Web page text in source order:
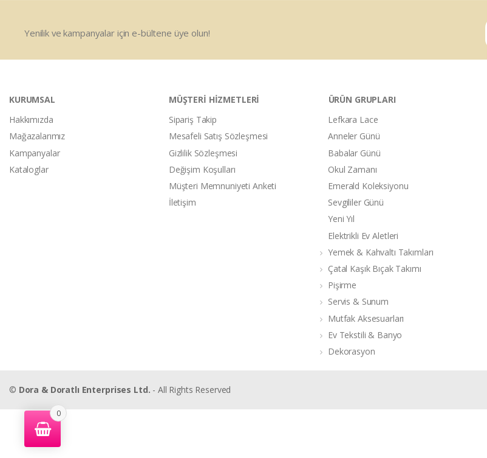
Yenilik ve kampanyalar için e-bültene üye olun!
KURUMSAL
Hakkımızda
Mağazalarımız
Kampanyalar
Kataloglar
MÜŞTERİ HİZMETLERİ
Sipariş Takip
Mesafeli Satış Sözleşmesi
Gizlilik Sözleşmesi
Değişim Koşulları
Müşteri Memnuniyeti Anketi
İletişim
ÜRÜN GRUPLARI
Lefkara Lace
Anneler Günü
Babalar Günü
Okul Zamanı
Emerald Koleksiyonu
Sevgililer Günü
Yeni Yıl
Elektrikli Ev Aletleri
Yemek & Kahvaltı Takımları
Çatal Kaşık Bıçak Takımı
Pişirme
Servis & Sunum
Mutfak Aksesuarları
Ev Tekstili & Banyo
Dekorasyon
© Dora & Doratlı Enterprises Ltd. - All Rights Reserved
0